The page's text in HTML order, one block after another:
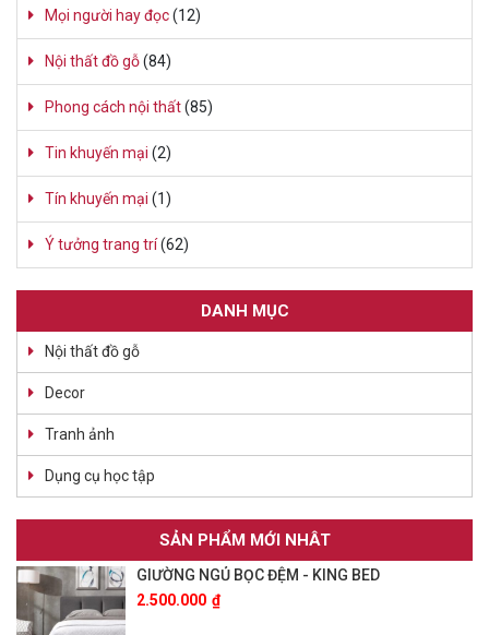
Mọi người hay đọc(12)
Nội thất đồ gỗ(84)
Phong cách nội thất(85)
Tin khuyến mại (2)
Tín khuyến mại (1)
Ý tưởng trang trí(62)
DANH MỤC
Nội thất đồ gỗ
Decor
Tranh ảnh
Dụng cụ học tập
SẢN PHẨM MỚI NHÂT
GIƯỜNG NGỦ BỌC ĐỆM - KING BED
2.500.000 ₫